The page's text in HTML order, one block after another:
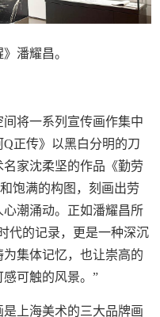
潘耀昌。
将一系列宣传画作集中
正传》以黑白分明的刀
家沈柔坚的作品《勤劳
饱满的构图，刻画出劳
潮涌动。正如潘耀昌所
代的记录，更是一种深沉
集体记忆，也让崇高的
可触的风景。”
上海美术的三大品牌画